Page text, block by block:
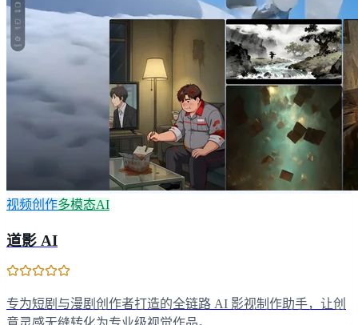
视频创作多模态AI
道影 AI
专为短剧与漫剧创作者打造的全链路 AI 影视制作助手，让创